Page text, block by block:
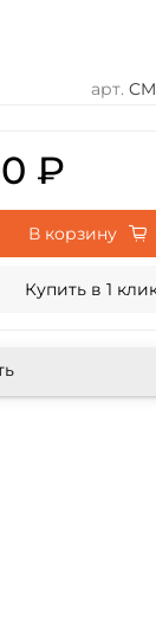
арт.
₽
В корзину
Купить в 1